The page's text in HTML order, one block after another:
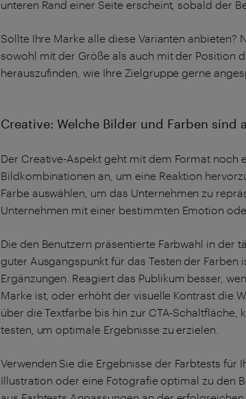
unteren Rand einer Seite erscheint, sobald der
Sollte Ihre Marke alle diese Varianten anbieten?
sowohl mit der Größe als auch mit der Position
herauszufinden, wie Ihre Zielgruppe gerne
Creative: Welche Bilder und Farben sind
Der Creative-Aspekt geht mit dem Format noch
Bildkombinationen an, um eine Reaktion
Farbe auswählen, um das Unternehmen zu
Unternehmen mit einer bestimmten Emotion
Die den Benutzern präsentierte Farbwahl in der
guter Ausgangspunkt für das Testen der
Ergänzungen. Reagiert das Publikum besser,
Marke ist, oder erhöht der visuelle Kontrast die
über die Textfarbe bis hin zur CTA-
testen, um optimale Ergebnisse zu erzielen.
Verwenden Sie die Ergebnisse der Farbtests für
Illustration oder eine Fotografie optimal zu den